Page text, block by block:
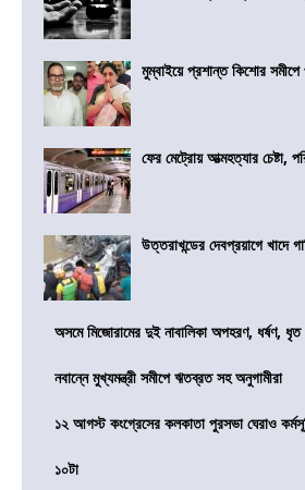
মুম্বাইয়ে প্রশান্ত কিশোর সমীপে
ফের মেট্রোয় আত্মহত্যার চেষ্টা,
উত্তরাখন্ডের দেবপ্রয়াগে
অসমে মিজোরামের দুই নাবালিকা অপহরণ, ধর্ষণ, ধৃত
নবান্নে মুখ্যমন্ত্রী সমীপে ঋতব্রত সহ অনুগামীরা
১২ আগস্ট কংগ্রেসের কলকাতা পুরসভা ঘেরাও
১০টা